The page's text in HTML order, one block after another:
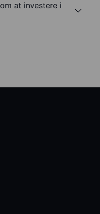
at investere i